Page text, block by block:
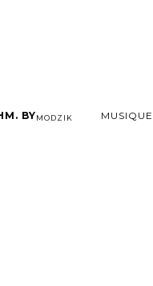
BYMODZIK MUSIQUE